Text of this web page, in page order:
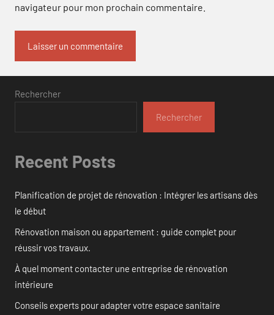
navigateur pour mon prochain commentaire.
Rechercher
Rechercher
Recent Posts
Planification de projet de rénovation : Intégrer les artisans dès
le début
Rénovation maison ou appartement : guide complet pour
réussir vos travaux.
À quel moment contacter une entreprise de rénovation
intérieure
Conseils experts pour adapter votre espace sanitaire